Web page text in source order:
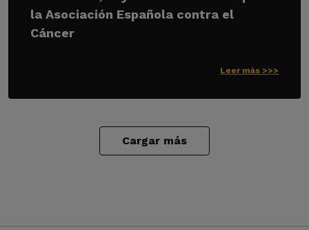
la Asociación Española contra el
Cáncer
Leer más >>>
Cargar más